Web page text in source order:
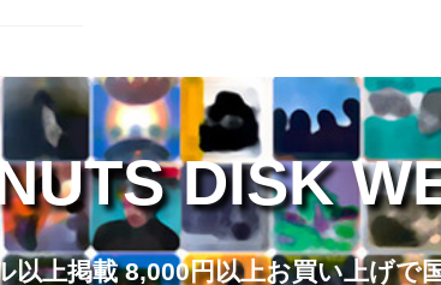
DISK
以上掲載 8,000円以上お買い上げで